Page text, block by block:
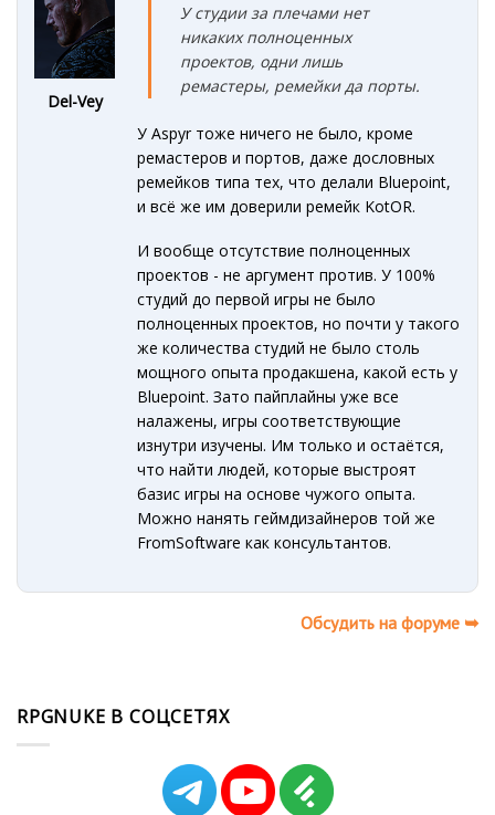
Del-Vey
У студии за плечами нет
никаких полноценных
проектов, одни лишь
ремастеры, ремейки да порты.
У Aspyr тоже ничего не было, кроме
ремастеров и портов, даже дословных
ремейков типа тех, что делали Bluepoint,
и всё же им доверили ремейк KotOR.
И вообще отсутствие полноценных
проектов - не аргумент против. У 100%
студий до первой игры не было
полноценных проектов, но почти у такого
же количества студий не было столь
мощного опыта продакшена, какой есть у
Bluepoint. Зато пайплайны уже все
налажены, игры соответствующие
изнутри изучены. Им только и остаётся,
что найти людей, которые выстроят
базис игры на основе чужого опыта.
Можно нанять геймдизайнеров той же
FromSoftware как консультантов.
Обсудить на форуме ➥
RPGNUKE В СОЦСЕТЯХ